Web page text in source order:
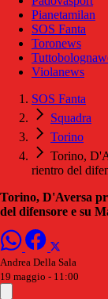
Pianetamilan
SOS Fanta
Toronews
Violanews
SOS Fanta
Squadra
Torino
Torino,
rientro del
Torino, D'Aversa
del difensore e su
Andrea Della Sala
19 maggio - 11:00